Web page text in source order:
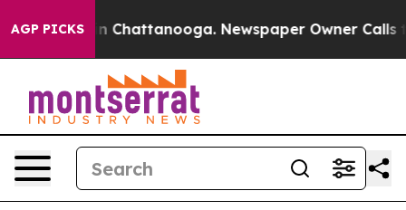
AGP PICKS
Chaos in Chattanooga. Newspaper Owner Calls the